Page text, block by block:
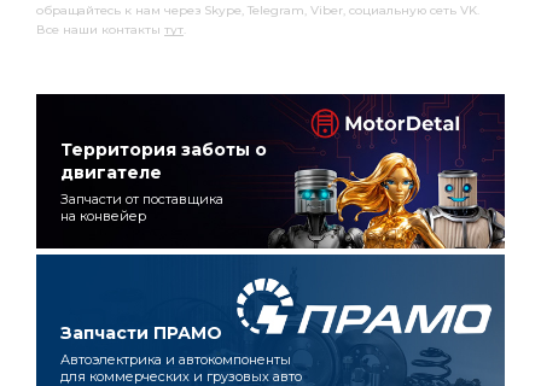
обращайтесь к нам через Skype, Telegram, Viber, социальную сеть VK.
Все наши контакты тут.
Территория заботы о
двигателе
Запчасти от поставщика
на конвейер
Запчасти ПРАМО
Автоэлектрика и автокомпоненты
для коммерческих и грузовых авто